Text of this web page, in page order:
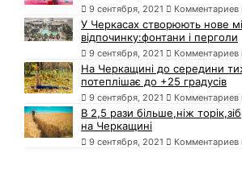
9 сентября, 2021 Комментариев
У Черкасах створюють нове
відпочинку:фонтани і перголи
9 сентября, 2021 Комментариев
На Черкащині до середини
потеплішає до +25 градусів
9 сентября, 2021 Комментариев
В 2,5 рази більше,ніж
на Черкащині
9 сентября, 2021 Комментариев